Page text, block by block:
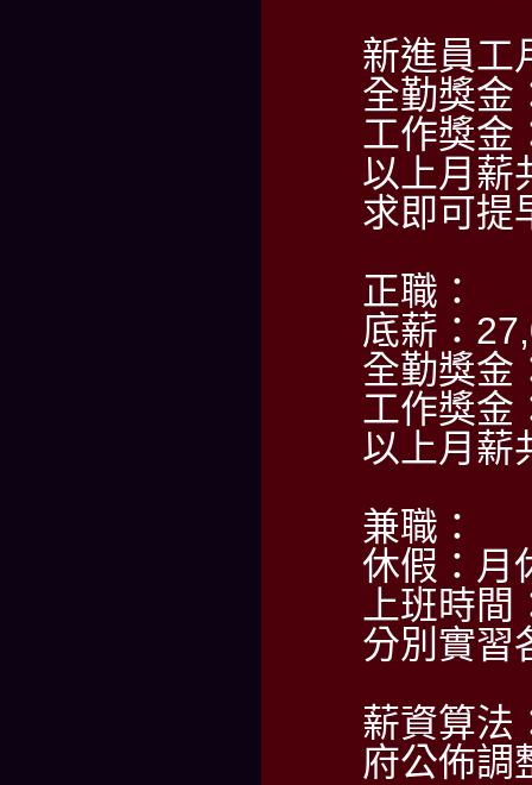
新進員工
全勤獎金
工作獎金
以上月薪
求即可提
正職：
底薪：
全勤獎金
工作獎金
以上月薪
兼職：
休假：月
上班時
分別實習
薪資算法
府公佈調